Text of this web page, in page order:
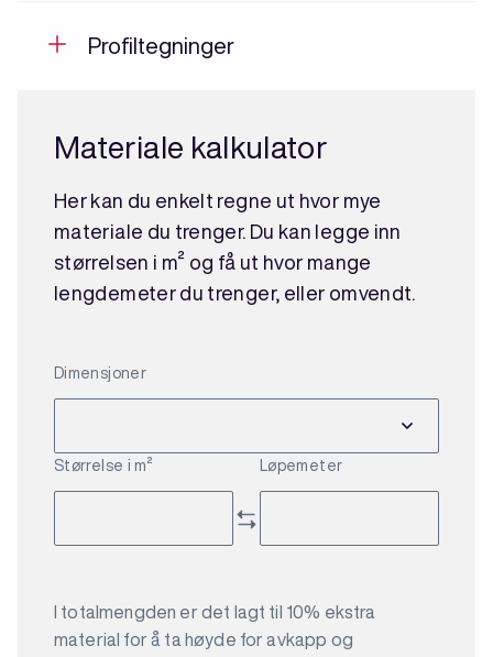
Profiltegninger
Materiale kalkulator
Her kan du enkelt regne ut hvor mye
materiale du trenger. Du kan legge inn
størrelsen i m² og få ut hvor mange
lengdemeter du trenger, eller omvendt.
Dimensjoner
Størrelse i m² Løpemeter
I totalmengden er det lagt til 10% ekstra
material for å ta høyde for avkapp og